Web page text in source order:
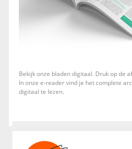
Bekijk onze bladen digitaal. Druk op de
In onze e-reader vind je het complete
digitaal te lezen.